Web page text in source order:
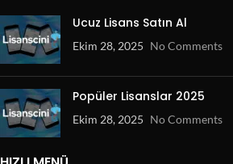
Ucuz Lisans Satın Al
Ekim 28, 2025 No Comments
Popüler Lisanslar 2025
Ekim 28, 2025 No Comments